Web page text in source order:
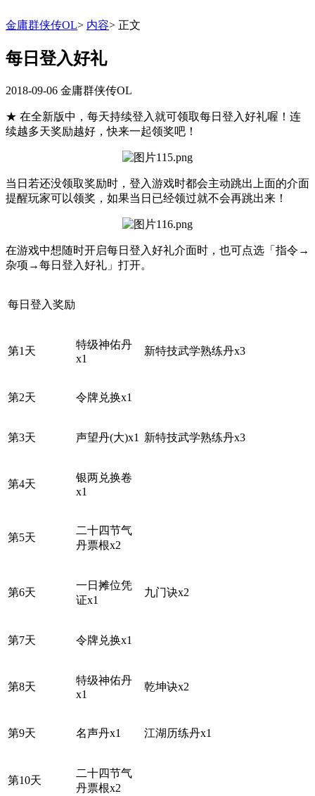
金庸群侠传OL> 内容> 正文
每日登入好礼
2018-09-06 金庸群侠传OL
★ 在全新版中，每天持续登入就可领取每日登入好礼喔！连
续越多天奖励越好，快来一起领奖吧！
当日若还没领取奖励时，登入游戏时都会主动跳出上面的介面
提醒玩家可以领奖，如果当日已经领过就不会再跳出来！
在游戏中想随时开启每日登入好礼介面时，也可点选「指令→
杂项→每日登入好礼」打开。
每日登入奖励
第1天
特级神佑丹
x1
新特技武学熟练丹x3
第2天 令牌兑换x1
第3天 声望丹(大)x1 新特技武学熟练丹x3
第4天
银两兑换卷
x1
第5天
二十四节气
丹票根x2
第6天
一日摊位凭
证x1
九门诀x2
第7天 令牌兑换x1
第8天
特级神佑丹
x1
乾坤诀x2
第9天 名声丹x1 江湖历练丹x1
第10天
二十四节气
丹票根x2